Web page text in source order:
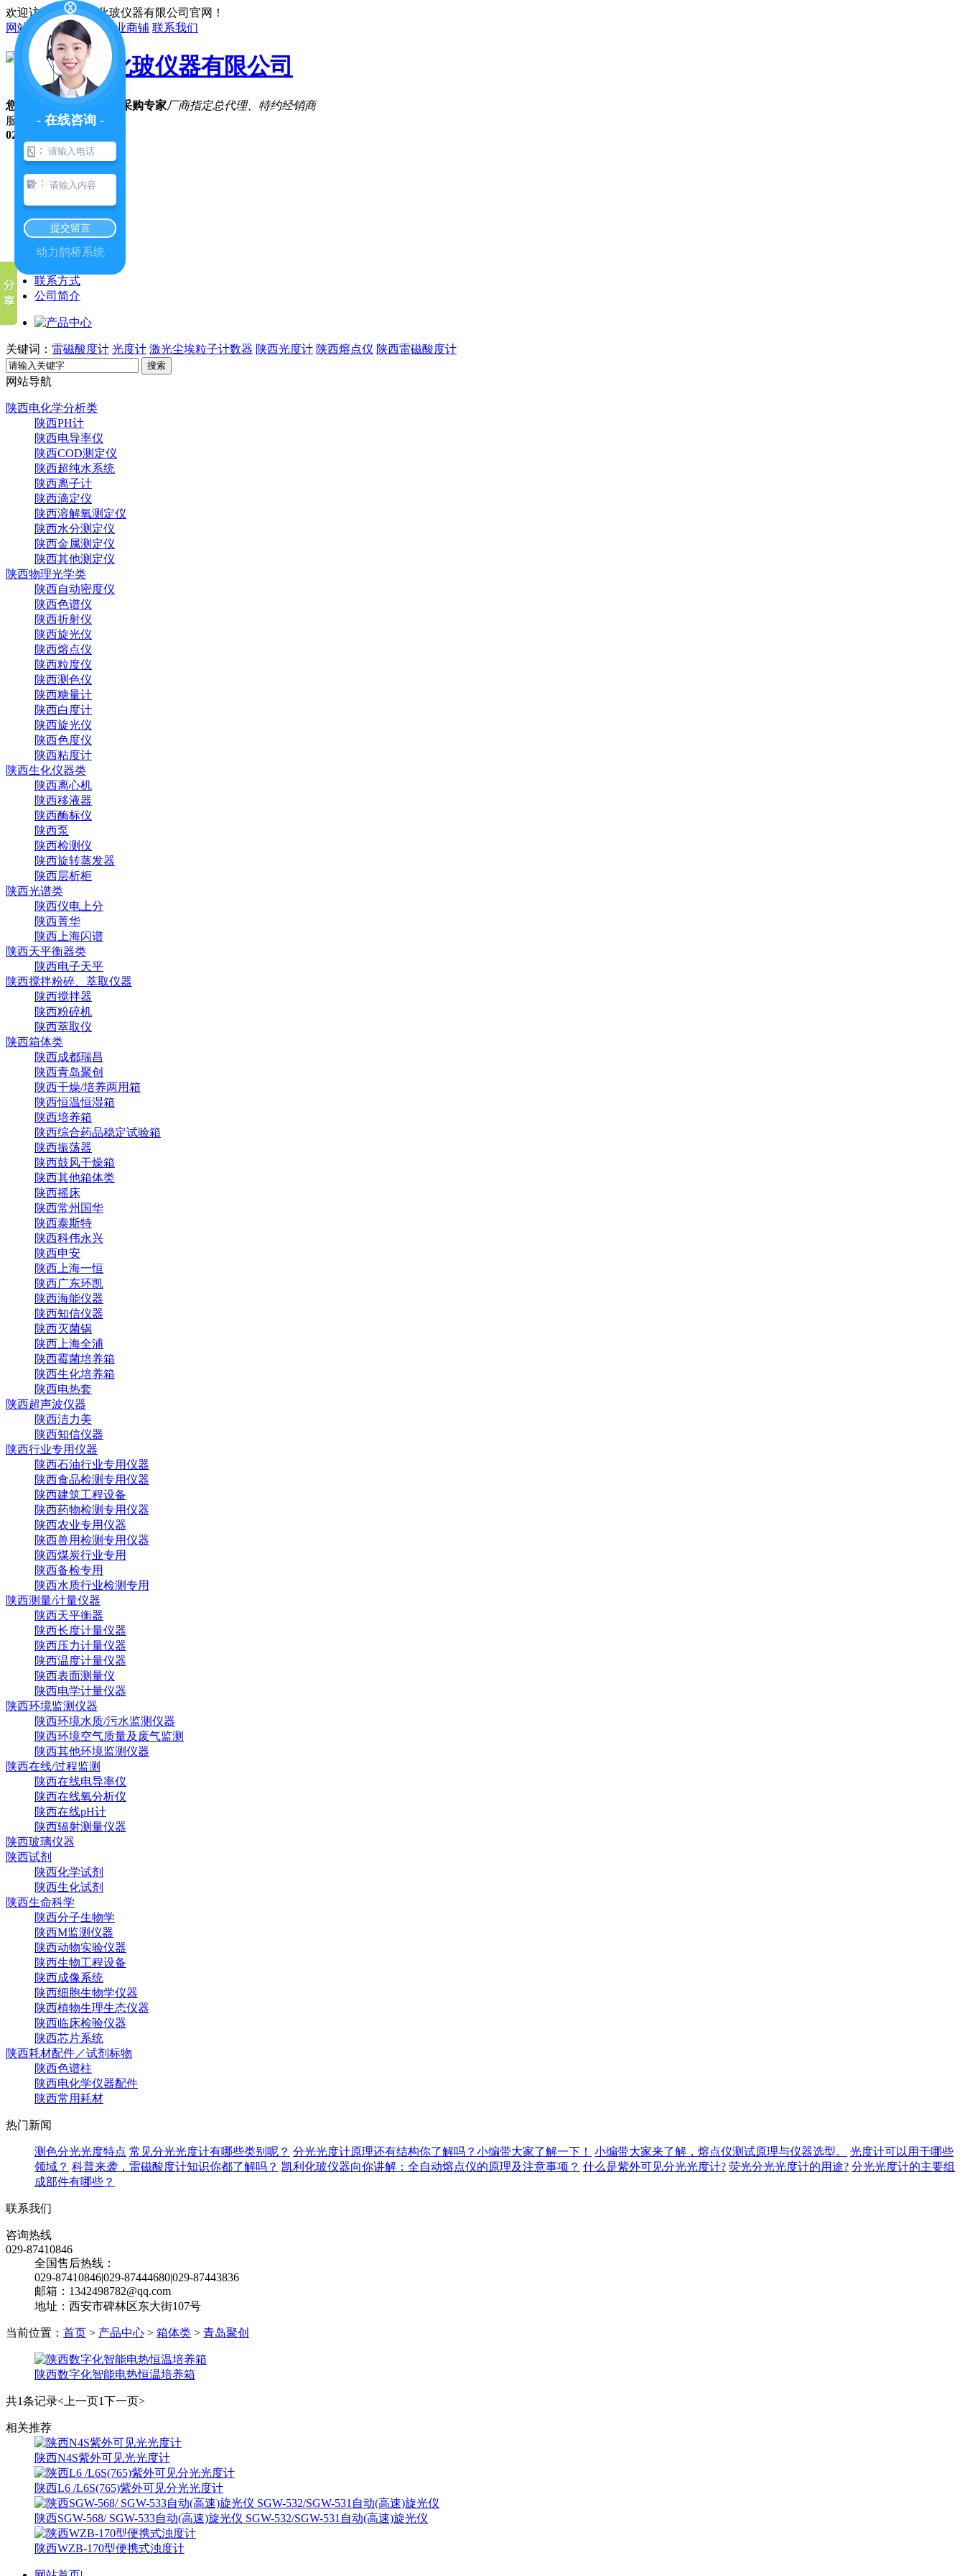
欢迎访问陕西凯利化玻仪器有限公司官网！
网站地图
在线留言 企业商铺 联系我们
您的专属实验仪器系统采购专家厂商指定总代理、特约经销商
服务咨询热线
029-87410846
网站首页
合作伙伴
产品中心
经典案例
售后服务
荣誉资质
公司新闻
联系方式
公司简介
关键词： 雷磁酸度计 光度计 激光尘埃粒子计数器 陕西光度计 陕西熔点仪 陕西雷磁酸度计
搜索
网站导航
陕西电化学分析类
陕西PH计
陕西电导率仪
陕西COD测定仪
陕西超纯水系统
陕西离子计
陕西滴定仪
陕西溶解氧测定仪
陕西水分测定仪
陕西金属测定仪
陕西其他测定仪
陕西物理光学类
陕西自动密度仪
陕西色谱仪
陕西折射仪
陕西旋光仪
陕西熔点仪
陕西粒度仪
陕西测色仪
陕西糖量计
陕西白度计
陕西旋光仪
陕西色度仪
陕西粘度计
陕西生化仪器类
陕西离心机
陕西移液器
陕西酶标仪
陕西泵
陕西检测仪
陕西旋转蒸发器
陕西层析柜
陕西光谱类
陕西仪电上分
陕西菁华
陕西上海闪谱
陕西天平衡器类
陕西电子天平
陕西搅拌粉碎、萃取仪器
陕西搅拌器
陕西粉碎机
陕西萃取仪
陕西箱体类
陕西成都瑞昌
陕西青岛聚创
陕西干燥/培养两用箱
陕西恒温恒湿箱
陕西培养箱
陕西综合药品稳定试验箱
陕西振荡器
陕西鼓风干燥箱
陕西其他箱体类
陕西摇床
陕西常州国华
陕西泰斯特
陕西科伟永兴
陕西申安
陕西上海一恒
陕西广东环凯
陕西海能仪器
陕西知信仪器
陕西灭菌锅
陕西上海全浦
陕西霉菌培养箱
陕西生化培养箱
陕西电热套
陕西超声波仪器
陕西洁力美
陕西知信仪器
陕西行业专用仪器
陕西石油行业专用仪器
陕西食品检测专用仪器
陕西建筑工程设备
陕西药物检测专用仪器
陕西农业专用仪器
陕西兽用检测专用仪器
陕西煤炭行业专用
陕西备检专用
陕西水质行业检测专用
陕西测量/计量仪器
陕西天平衡器
陕西长度计量仪器
陕西压力计量仪器
陕西温度计量仪器
陕西表面测量仪
陕西电学计量仪器
陕西环境监测仪器
陕西环境水质/污水监测仪器
陕西环境空气质量及废气监测
陕西其他环境监测仪器
陕西在线/过程监测
陕西在线电导率仪
陕西在线氧分析仪
陕西在线pH计
陕西辐射测量仪器
陕西玻璃仪器
陕西试剂
陕西化学试剂
陕西生化试剂
陕西生命科学
陕西分子生物学
陕西M监测仪器
陕西动物实验仪器
陕西生物工程设备
陕西成像系统
陕西细胞生物学仪器
陕西植物生理生态仪器
陕西临床检验仪器
陕西芯片系统
陕西耗材配件／试剂标物
陕西色谱柱
陕西电化学仪器配件
陕西常用耗材
热门新闻
测色分光光度特点 常见分光光度计有哪些类别呢？ 分光光度计原理还有结构你了解吗？小编带大家了解一下！ 小编带大家来了解，熔点仪测试原理与仪器选型。
光度计可以用于哪些
领域？ 科普来袭，雷磁酸度计知识你都了解吗？ 凯利化玻仪器向你讲解：全自动熔点仪的原理及注意事项？ 什么是紫外可见分光光度计? 荧光分光光度计的用途? 分光光度计的主要组
成部件有哪些？
联系我们
咨询热线
029-87410846
全国售后热线：
029-87410846|029-87444680|029-87443836
邮箱：1342498782@qq.com
地址：西安市碑林区东大街107号
当前位置： 首页 > 产品中心 > 箱体类 > 青岛聚创
陕西数字化智能电热恒温培养箱
共1条记录<上一页1下一页>
相关推荐
陕西N4S紫外可见光光度计
陕西L6 /L6S(765)紫外可见分光光度计
陕西SGW-568/ SGW-533自动(高速)旋光仪 SGW-532/SGW-531自动(高速)旋光仪
陕西WZB-170型便携式浊度计
- 在线咨询 -
：
：
提交留言
动力鹊桥系统